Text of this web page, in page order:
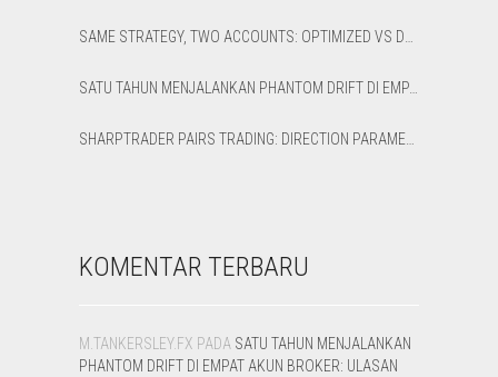
KOMENTAR TERBARU
M.TANKERSLEY.FX PADA SATU TAHUN MENJALANKAN
PHANTOM DRIFT DI EMPAT AKUN BROKER: ULASAN